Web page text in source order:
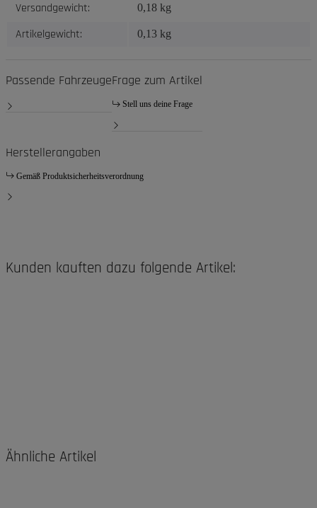
Versandgewicht: 0,18 kg
Artikelgewicht: 0,13 kg
Passende FahrzeugeFrage zum Artikel
Stell uns deine Frage
Herstellerangaben
Gemäß Produktsicherheitsverordnung
Kunden kauften dazu folgende Artikel:
Ähnliche Artikel